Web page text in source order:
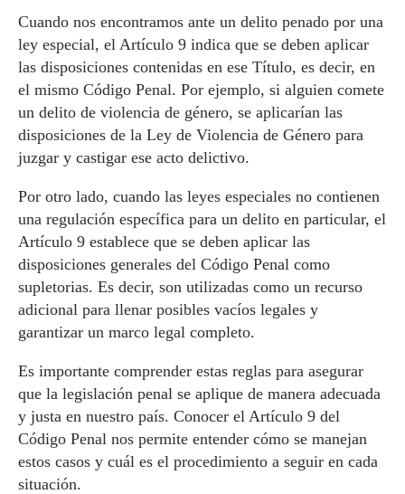
Cuando nos encontramos ante un delito penado por una
ley especial, el Artículo 9 indica que se deben aplicar
las disposiciones contenidas en ese Título, es decir, en
el mismo Código Penal. Por ejemplo, si alguien comete
un delito de violencia de género, se aplicarían las
disposiciones de la Ley de Violencia de Género para
juzgar y castigar ese acto delictivo.
Por otro lado, cuando las leyes especiales no contienen
una regulación específica para un delito en particular, el
Artículo 9 establece que se deben aplicar las
disposiciones generales del Código Penal como
supletorias. Es decir, son utilizadas como un recurso
adicional para llenar posibles vacíos legales y
garantizar un marco legal completo.
Es importante comprender estas reglas para asegurar
que la legislación penal se aplique de manera adecuada
y justa en nuestro país. Conocer el Artículo 9 del
Código Penal nos permite entender cómo se manejan
estos casos y cuál es el procedimiento a seguir en cada
situación.